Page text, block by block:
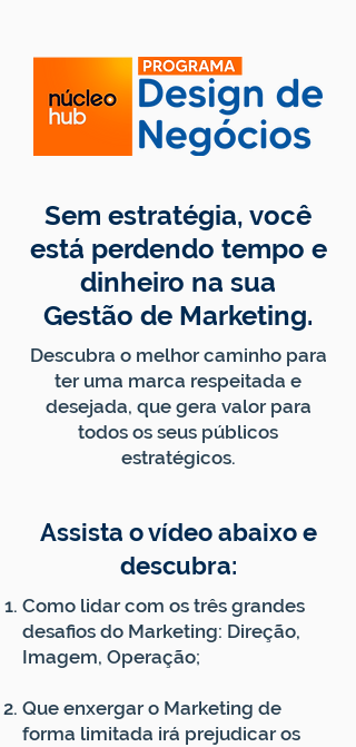
Sem estratégia, você
está perdendo tempo e
dinheiro na sua
Gestão de Marketing.
Descubra o melhor caminho para
ter uma marca respeitada e
desejada, que gera valor para
todos os seus públicos
estratégicos.
Assista o vídeo abaixo e
descubra:
Como lidar com os três grandes
desafios do Marketing: Direção,
Imagem, Operação;
Que enxergar o Marketing de
forma limitada irá prejudicar os